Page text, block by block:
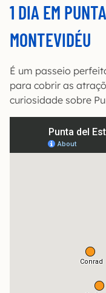
1 DIA EM
MONTEVIDÉU
É um passeio
para cobrir as
curiosidade sobre